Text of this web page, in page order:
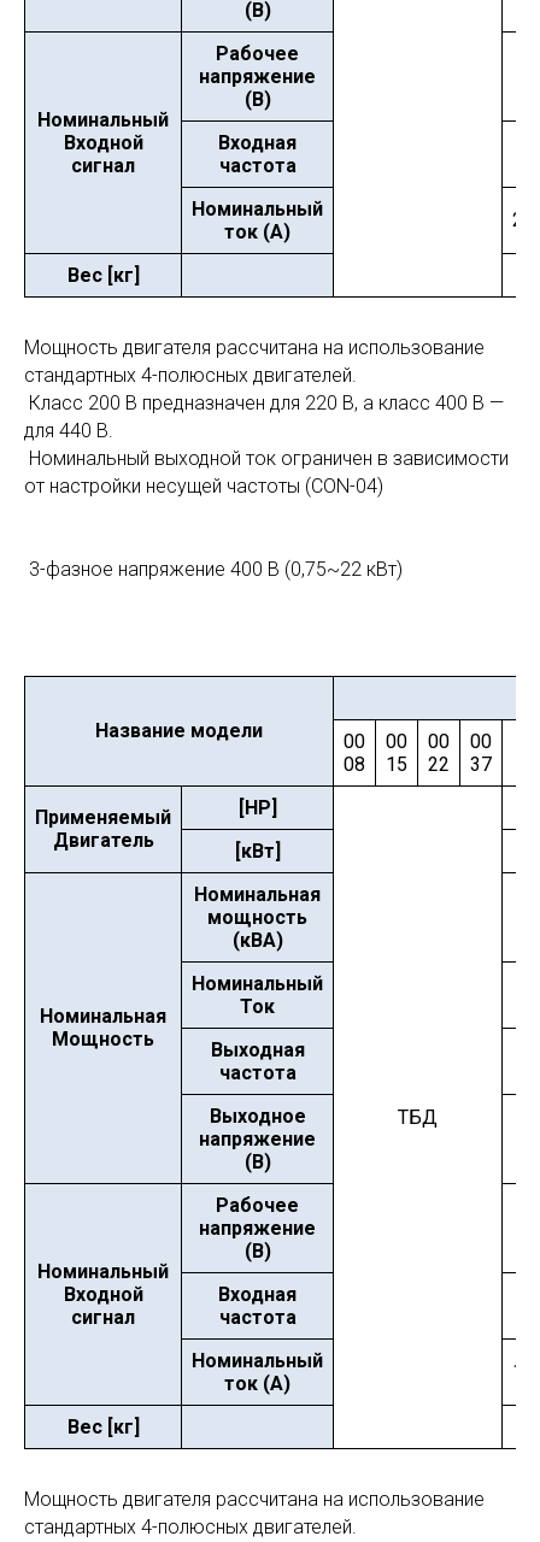
(В)
Номинальный
Входной
сигнал
Рабочее
напряжение
(В)
Входная
частота
Номинальный
ток (А)
Вес [кг]
Мощность двигателя рассчитана на использование
стандартных 4-полюсных двигателей.
Класс 200 В предназначен для 220 В, а класс 400 В —
для 440 В.
Номинальный выходной ток ограничен в зависимости
от настройки несущей частоты (CON-04)
3-фазное напряжение 400 В (0,75~22 кВт)
Название модели
00
08
00
15
00
22
00
37
Применяемый
Двигатель
[HP]
ТБД
[кВт]
Номинальная
Мощность
Номинальная
мощность
(кВА)
Номинальный
Ток
Выходная
частота
Выходное
напряжение
(В)
Номинальный
Входной
сигнал
Рабочее
напряжение
(В)
Входная
частота
Номинальный
ток (А)
Вес [кг]
Мощность двигателя рассчитана на использование
стандартных 4-полюсных двигателей.